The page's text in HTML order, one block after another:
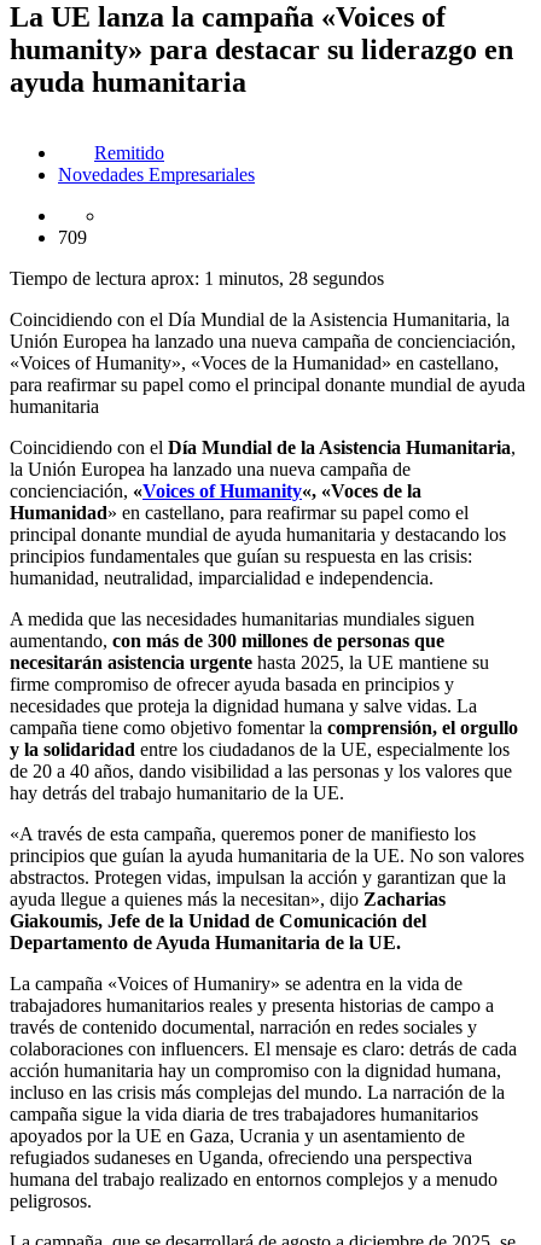
La UE lanza la campaña «Voices of
humanity» para destacar su liderazgo en
ayuda humanitaria
Remitido
Novedades Empresariales
709
Tiempo de lectura aprox: 1 minutos, 28 segundos
Coincidiendo con el Día Mundial de la Asistencia Humanitaria, la
Unión Europea ha lanzado una nueva campaña de concienciación,
«Voices of Humanity», «Voces de la Humanidad» en castellano,
para reafirmar su papel como el principal donante mundial de ayuda
humanitaria
Coincidiendo con el Día Mundial de la Asistencia Humanitaria,
la Unión Europea ha lanzado una nueva campaña de
concienciación, «Voices of Humanity«, «Voces de la
Humanidad» en castellano, para reafirmar su papel como el
principal donante mundial de ayuda humanitaria y destacando los
principios fundamentales que guían su respuesta en las crisis:
humanidad, neutralidad, imparcialidad e independencia.
A medida que las necesidades humanitarias mundiales siguen
aumentando, con más de 300 millones de personas que
necesitarán asistencia urgente hasta 2025, la UE mantiene su
firme compromiso de ofrecer ayuda basada en principios y
necesidades que proteja la dignidad humana y salve vidas. La
campaña tiene como objetivo fomentar la comprensión, el orgullo
y la solidaridad entre los ciudadanos de la UE, especialmente los
de 20 a 40 años, dando visibilidad a las personas y los valores que
hay detrás del trabajo humanitario de la UE.
«A través de esta campaña, queremos poner de manifiesto los
principios que guían la ayuda humanitaria de la UE. No son valores
abstractos. Protegen vidas, impulsan la acción y garantizan que la
ayuda llegue a quienes más la necesitan», dijo Zacharias
Giakoumis, Jefe de la Unidad de Comunicación del
Departamento de Ayuda Humanitaria de la UE.
La campaña «Voices of Humaniry» se adentra en la vida de
trabajadores humanitarios reales y presenta historias de campo a
través de contenido documental, narración en redes sociales y
colaboraciones con influencers. El mensaje es claro: detrás de cada
acción humanitaria hay un compromiso con la dignidad humana,
incluso en las crisis más complejas del mundo. La narración de la
campaña sigue la vida diaria de tres trabajadores humanitarios
apoyados por la UE en Gaza, Ucrania y un asentamiento de
refugiados sudaneses en Uganda, ofreciendo una perspectiva
humana del trabajo realizado en entornos complejos y a menudo
peligrosos.